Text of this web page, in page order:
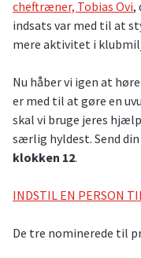
cheftræner, Tobias Ovi,
indsats var med til at
mere aktivitet i
Nu håber vi igen at
er med til at gøre en
skal vi bruge jeres
særlig hyldest. Send
klokken 12.
INDSTIL EN PERSON
De tre nominerede til